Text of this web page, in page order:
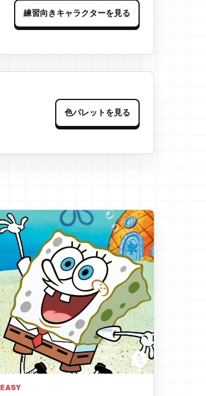
練習向きキャラクターを見る
色パレットを見る
体の黄色
EASY